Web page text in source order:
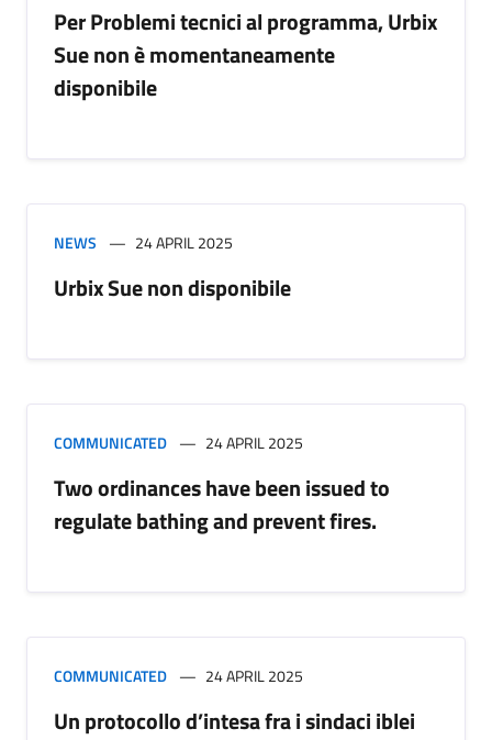
Per Problemi tecnici al programma, Urbix
Sue non è momentaneamente
disponibile
NEWS 24 APRIL 2025
Urbix Sue non disponibile
COMMUNICATED 24 APRIL 2025
Two ordinances have been issued to
regulate bathing and prevent fires.
COMMUNICATED 24 APRIL 2025
Un protocollo d’intesa fra i sindaci iblei